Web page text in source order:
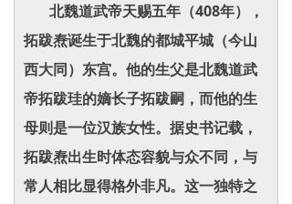
北魏道武帝天赐五年（408年），
拓跋焘诞生于北魏的都城平城（今山
西大同）东宫。他的生父是北魏道武
帝拓跋珪的嫡长子拓跋嗣，而他的生
母则是一位汉族女性。据史书记载，
拓跋焘出生时体态容貌与众不同，与
常人相比显得格外非凡。这一独特之